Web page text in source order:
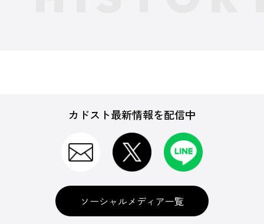
カドスト最新情報を配信中
ソーシャルメディア一覧